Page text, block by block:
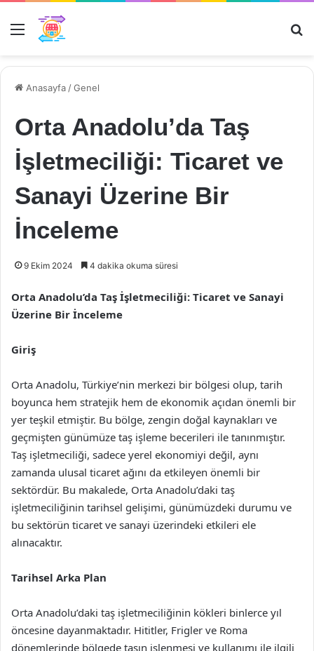
Menü
Anasayfa /Genel
Orta Anadolu’da Taş
İşletmeciliği: Ticaret ve
Sanayi Üzerine Bir
İnceleme
9 Ekim 2024 4 dakika okuma süresi
Orta Anadolu’da Taş İşletmeciliği: Ticaret ve Sanayi
Üzerine Bir İnceleme
Giriş
Orta Anadolu, Türkiye’nin merkezi bir bölgesi olup, tarih
boyunca hem stratejik hem de ekonomik açıdan önemli bir
yer teşkil etmiştir. Bu bölge, zengin doğal kaynakları ve
geçmişten günümüze taş işleme becerileri ile tanınmıştır.
Taş işletmeciliği, sadece yerel ekonomiyi değil, aynı
zamanda ulusal ticaret ağını da etkileyen önemli bir
sektördür. Bu makalede, Orta Anadolu’daki taş
işletmeciliğinin tarihsel gelişimi, günümüzdeki durumu ve
bu sektörün ticaret ve sanayi üzerindeki etkileri ele
alınacaktır.
Tarihsel Arka Plan
Orta Anadolu’daki taş işletmeciliğinin kökleri binlerce yıl
öncesine dayanmaktadır. Hititler, Frigler ve Roma
dönemlerinde bölgede taşın işlenmesi ve kullanımı ile ilgili